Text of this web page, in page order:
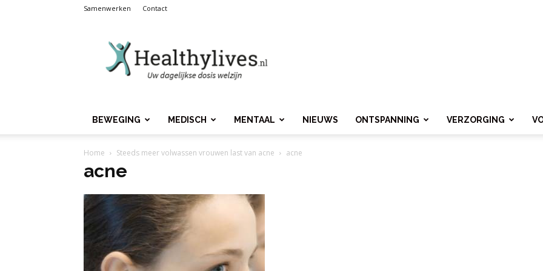
Samenwerken Contact
BEWEGING MEDISCH MENTAAL NIEUWS ONTSPANNING VERZORGING
Home Steeds meer volwassen vrouwen last van acne acne
acne